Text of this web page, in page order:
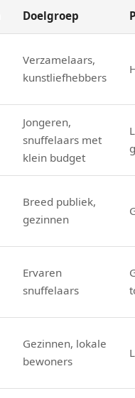
Doelgroep
Verzamelaars,
kunstliefhebbers
Jongeren,
snuffelaars met
klein budget
Breed publiek,
gezinnen
Ervaren
snuffelaars
Gezinnen, lokale
bewoners